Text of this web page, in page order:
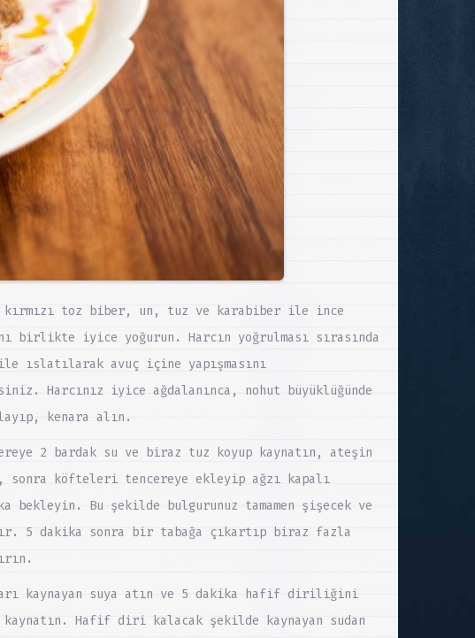
kırmızı toz biber, un, tuz ve karabiber ile ince
birlikte iyice yoğurun. Harcın yoğrulması sırasında
ıslatılarak avuç içine yapışmasını
Harcınız iyice ağdalanınca, nohut büyüklüğünde
kenara alın.
2 bardak su ve biraz tuz koyup kaynatın, ateşin
sonra köfteleri tencereye ekleyip ağzı kapalı
bekleyin. Bu şekilde bulgurunuz tamamen şişecek ve
5 dakika sonra bir tabağa çıkartıp biraz fazla
kaynayan suya atın ve 5 dakika hafif diriliğini
Hafif diri kalacak şekilde kaynayan sudan